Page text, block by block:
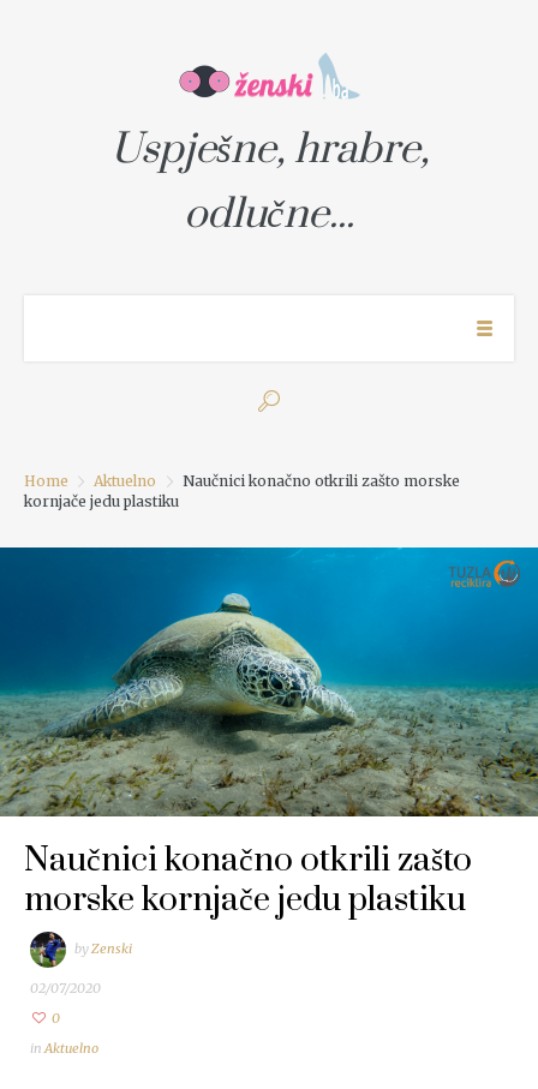
Uspješne, hrabre,
odlučne...
Home Aktuelno
Naučnici konačno otkrili zašto morske
kornjače jedu plastiku
Naučnici konačno otkrili zašto
morske kornjače jedu plastiku
byZenski
02/07/2020
0
in Aktuelno